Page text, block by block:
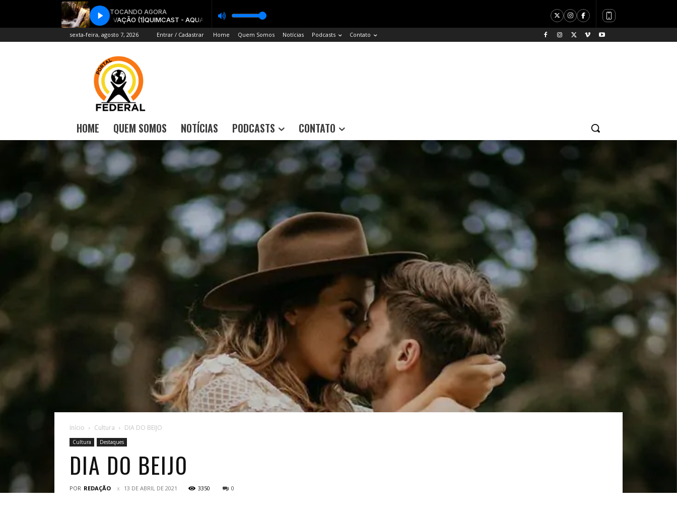
sexta-feira, agosto 7, 2026 Entrar / Cadastrar Home Quem Somos Notícias Podcasts Contato
HOME QUEM SOMOS NOTÍCIAS PODCASTS CONTATO
Início Cultura DIA DO BEIJO
Cultura Destaques
DIA DO BEIJO
POR REDAÇÃO 13 DE ABRIL DE 2021 3350 0